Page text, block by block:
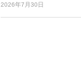
レー」
2026年7月30日